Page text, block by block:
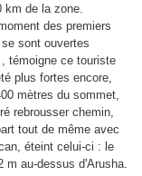
km de la zone.
des premiers
sont ouvertes
témoigne ce touriste
plus fortes encore,
mètres du sommet,
rebrousser chemin,
tout de même avec
éteint celui-ci : le
m au-dessus d'Arusha.